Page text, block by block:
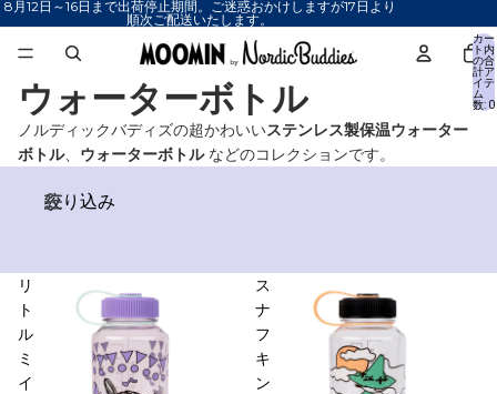
8月12日～16日まで出荷停止期間。ご迷惑おかけしますが17日より
順次ご配送いたします。
カー
ト内
の合
計ア
イテ
ム
数: 0
ウォーターボトル
ノルディックバディズの超かわいいステンレス製保温ウォーター
ボトル、 ウォーターボトルなどのコレクションです。
絞り込み
リ
ト
ル
ミ
イ
ス
ナ
フ
キ
ン